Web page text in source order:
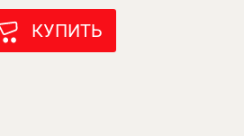
КУПИТЬ